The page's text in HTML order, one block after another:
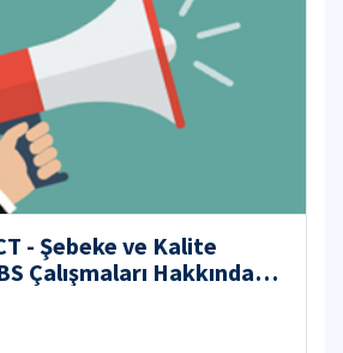
- Şebeke ve Kalite
Çalışmaları Hakkında